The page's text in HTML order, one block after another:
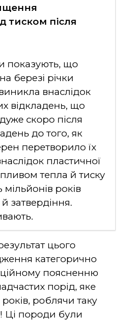
тиском після
показують, що
березі річки
внаслідок
відкладень, що
скоро після
до того, як
перетворило їх
пластичної
тепла й тиску
років
затвердіння.
цього
категорично
поясненню
порід, яке
роблячи таку
Ці породи були